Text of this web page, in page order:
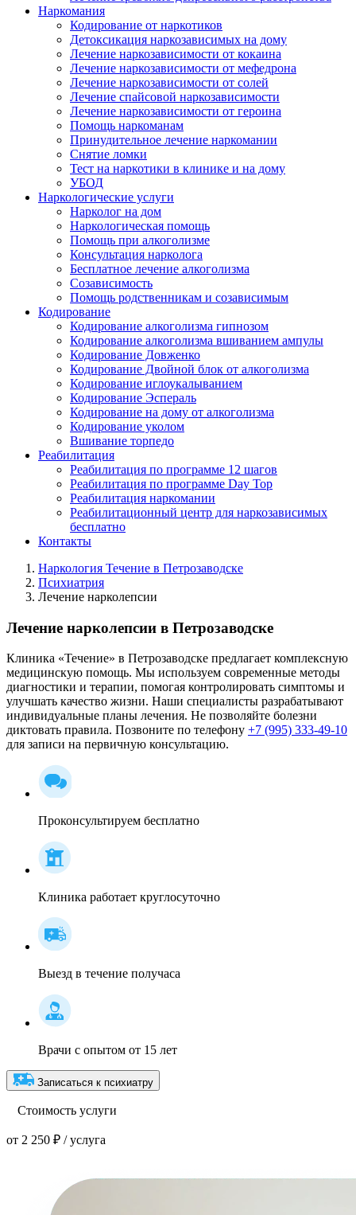
Наркомания
Кодирование от наркотиков
Детоксикация наркозависимых на дому
Лечение наркозависимости от кокаина
Лечение наркозависимости от мефедрона
Лечение наркозависимости от солей
Лечение спайсовой наркозависимости
Лечение наркозависимости от героина
Помощь наркоманам
Принудительное лечение наркомании
Снятие ломки
Тест на наркотики в клинике и на дому
УБОД
Наркологические услуги
Нарколог на дом
Наркологическая помощь
Помощь при алкоголизме
Консультация нарколога
Бесплатное лечение алкоголизма
Созависимость
Помощь родственникам и созависимым
Кодирование
Кодирование алкоголизма гипнозом
Кодирование алкоголизма вшиванием ампулы
Кодирование Довженко
Кодирование Двойной блок от алкоголизма
Кодирование иглоукалыванием
Кодирование Эспераль
Кодирование на дому от алкоголизма
Кодирование уколом
Вшивание торпедо
Реабилитация
Реабилитация по программе 12 шагов
Реабилитация по программе Day Top
Реабилитация наркомании
Реабилитационный центр для наркозависимых
бесплатно
Контакты
Наркология Течение в Петрозаводске
Психиатрия
Лечение нарколепсии
Лечение нарколепсии в Петрозаводске
Клиника «Течение» в Петрозаводске предлагает комплексную
медицинскую помощь. Мы используем современные методы
диагностики и терапии, помогая контролировать симптомы и
улучшать качество жизни. Наши специалисты разрабатывают
индивидуальные планы лечения. Не позволяйте болезни
диктовать правила. Позвоните по телефону +7 (995) 333-49-10
для записи на первичную консультацию.
Проконсультируем бесплатно
Клиника работает круглосуточно
Выезд в течение получаса
Врачи с опытом от 15 лет
Записаться к психиатру
Стоимость услуги
от 2 250 ₽ / услуга